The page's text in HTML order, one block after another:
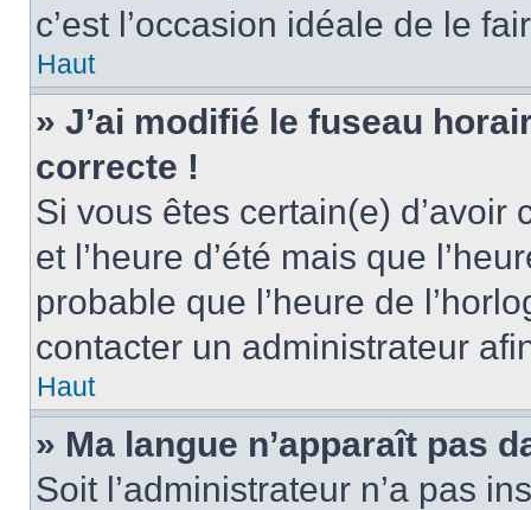
c’est l’occasion idéale de le
Haut
» J’ai modifié le fuseau
correcte !
Si vous êtes certain(e)
et l’heure d’été mais que
probable que l’heure de
contacter un administrateur
Haut
» Ma langue n’apparaît pas
Soit l’administrateur n’a pas